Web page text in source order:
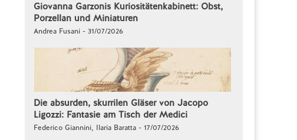
Giovanna Garzonis Kuriositätenkabinett: Obst,
Porzellan und Miniaturen
Andrea Fusani - 31/07/2026
Die absurden, skurrilen Gläser von Jacopo
Ligozzi: Fantasie am Tisch der Medici
Federico Giannini, Ilaria Baratta - 17/07/2026